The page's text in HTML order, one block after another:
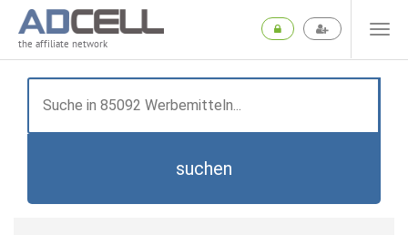
the affiliate network
suchen